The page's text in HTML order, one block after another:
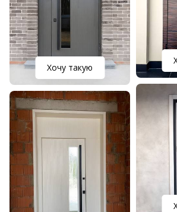
Хочу такую